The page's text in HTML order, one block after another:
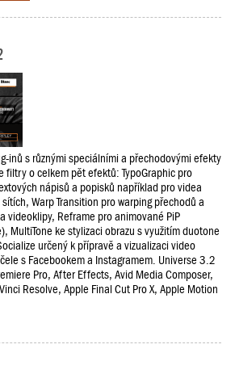
inů s různými speciálními a přechodovými efekty
filtry o celkem pět efektů: TypoGraphic pro
nápisů a popisků například pro videa
Warp Transition pro warping přechodů a
videoklipy, Reframe pro animované PiP
MultiTone ke stylizaci obrazu s využitím duotone
určený k přípravě a vizualizaci video
s Facebookem a Instagramem. Universe 3.2
Pro, After Effects, Avid Media Composer,
Resolve, Apple Final Cut Pro X, Apple Motion